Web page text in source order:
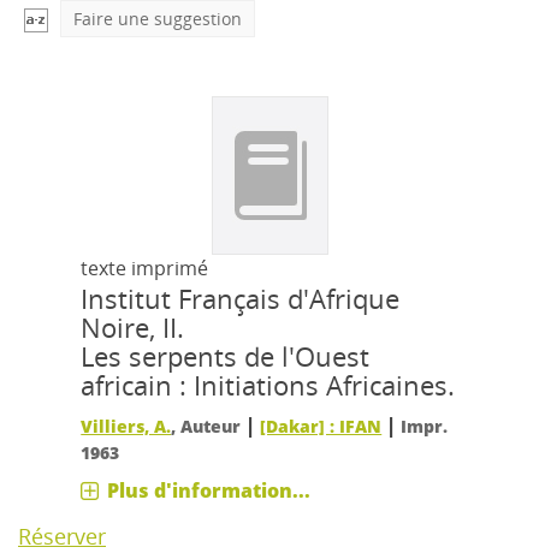
Faire une suggestion
texte imprimé
Institut Français d'Afrique
Noire, II.
Les serpents de l'Ouest
africain : Initiations Africaines.
Villiers, A., Auteur |[Dakar] : IFAN | Impr.
1963
Plus d'information...
Réserver